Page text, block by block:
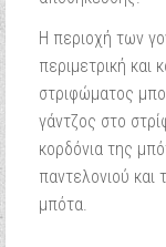
Η περιοχή των
περιμετρική
στριφώματος
γάντζος στο
κορδόνια της
παντελονιού
μπότα.